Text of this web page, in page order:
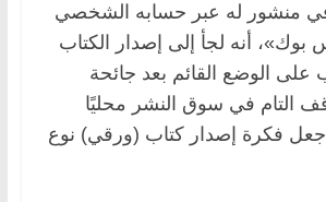
منشور له عبر حسابه الشخصي
أنه لجأ إلى إصدار الكتاب
على الوضع القائم بعد جائحة
التام في سوق النشر محليًا
جعل فكرة إصدار كتاب (ورقي) نوع